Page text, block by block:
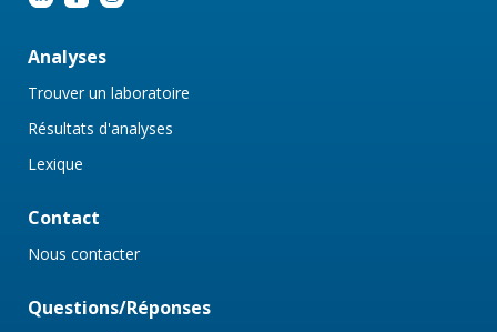
Analyses
Trouver un laboratoire
Résultats d'analyses
Lexique
Contact
Nous contacter
Questions/Réponses